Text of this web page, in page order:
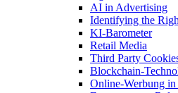
AI in Advertising
Identifying the
KI-Barometer
Retail Media
Third Party
Blockchain-
Online-Werbung